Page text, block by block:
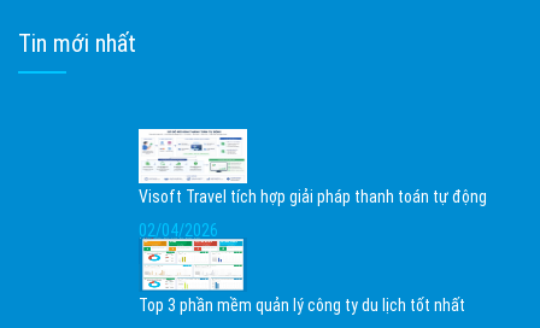
Tin mới nhất
Visoft Travel tích hợp giải pháp thanh toán tự động
02/04/2026
Top 3 phần mềm quản lý công ty du lịch tốt nhất